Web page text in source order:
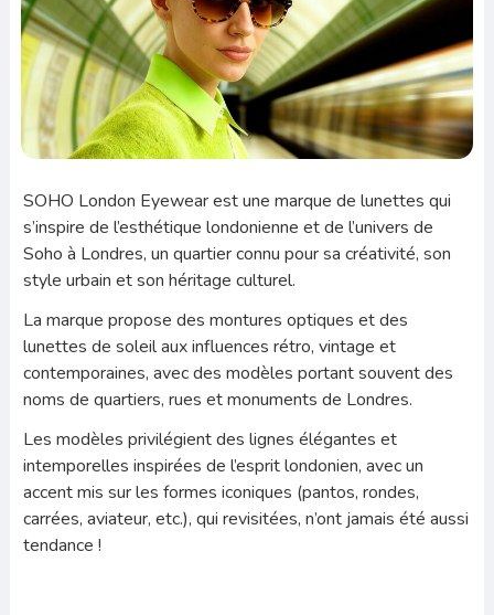
SOHO London Eyewear est une marque de lunettes qui
s’inspire de l’esthétique londonienne et de l’univers de
Soho à Londres, un quartier connu pour sa créativité, son
style urbain et son héritage culturel.
La marque propose des montures optiques et des
lunettes de soleil aux influences rétro, vintage et
contemporaines, avec des modèles portant souvent des
noms de quartiers, rues et monuments de Londres.
Les modèles privilégient des lignes élégantes et
intemporelles inspirées de l’esprit londonien, avec un
accent mis sur les formes iconiques (pantos, rondes,
carrées, aviateur, etc.), qui revisitées, n’ont jamais été aussi
tendance !